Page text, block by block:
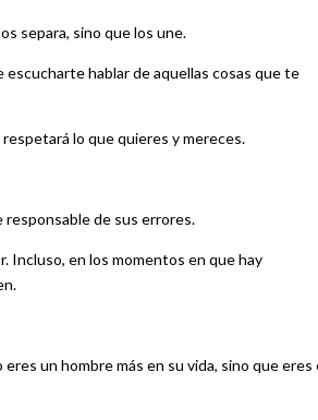
separa, sino que los une.
hablar de aquellas cosas que te
lo que quieres y mereces.
responsable de sus errores.
Incluso, en los momentos en que hay
un hombre más en su vida, sino que eres